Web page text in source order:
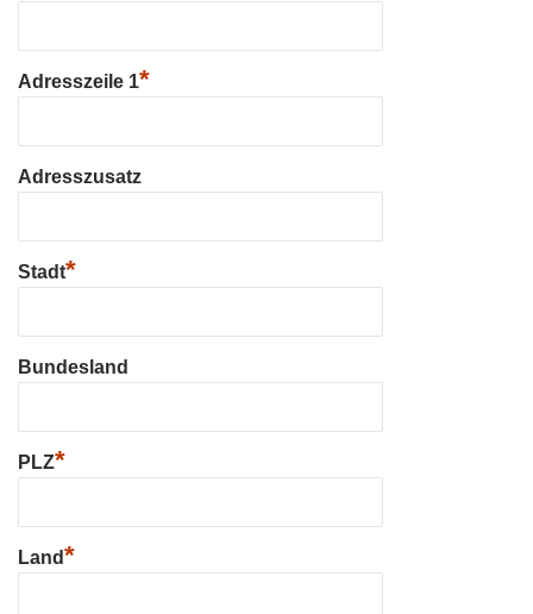
Adresszeile 1*
Adresszusatz
Stadt*
Bundesland
PLZ*
Land*